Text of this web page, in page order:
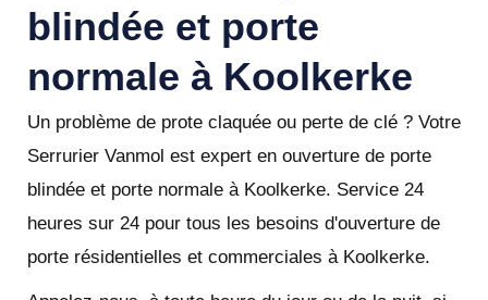
blindée et porte
normale à Koolkerke
Un problème de prote claquée ou perte de clé ? Votre
Serrurier Vanmol est expert en ouverture de porte
blindée et porte normale à Koolkerke. Service 24
heures sur 24 pour tous les besoins d'ouverture de
porte résidentielles et commerciales à Koolkerke.